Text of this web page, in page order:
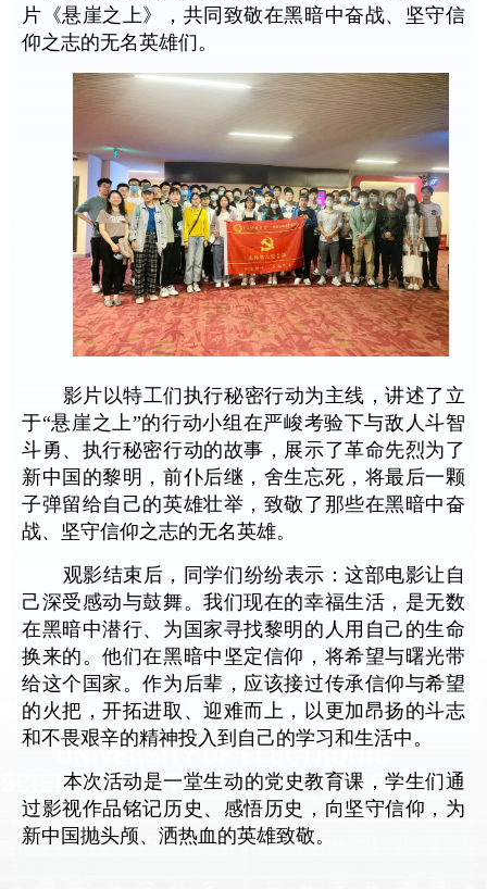
片《悬崖之上》，共同致敬在黑暗中奋战、坚守信
仰之志的无名英雄们。
影片以特工们执行秘密行动为主线，讲述了立
于“悬崖之上”的行动小组在严峻考验下与敌人斗智
斗勇、执行秘密行动的故事，展示了革命先烈为了
新中国的黎明，前仆后继，舍生忘死，将最后一颗
子弹留给自己的英雄壮举，致敬了那些在黑暗中奋
战、坚守信仰之志的无名英雄。
观影结束后，同学们纷纷表示：这部电影让自
己深受感动与鼓舞。我们现在的幸福生活，是无数
在黑暗中潜行、为国家寻找黎明的人用自己的生命
换来的。他们在黑暗中坚定信仰，将希望与曙光带
给这个国家。作为后辈，应该接过传承信仰与希望
的火把，开拓进取、迎难而上，以更加昂扬的斗志
和不畏艰辛的精神投入到自己的学习和生活中。
本次活动是一堂生动的党史教育课，学生们通
过影视作品铭记历史、感悟历史，向坚守信仰，为
新中国抛头颅、洒热血的英雄致敬。